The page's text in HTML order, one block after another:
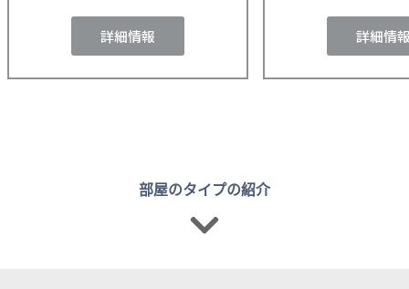
詳細情報 詳細情
部屋のタイプの紹介